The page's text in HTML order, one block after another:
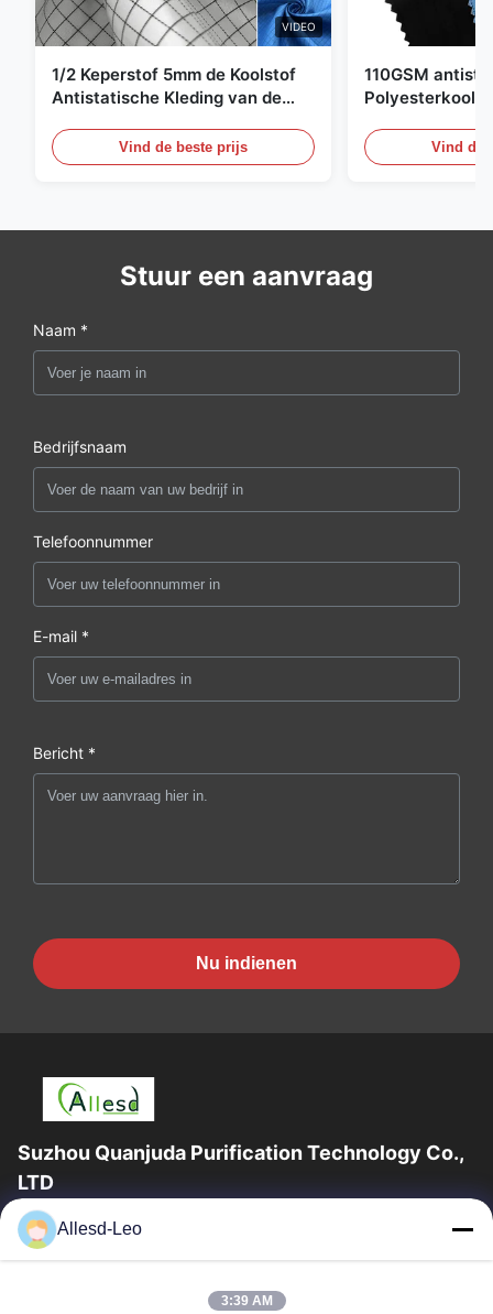
VIDEO
1/2 Keperstof 5mm de Koolstof
Antistatische Kleding van de
Vind de beste prijs
110GSM
Vind de
Stuur een aanvraag
Naam *
Bedrijfsnaam
Telefoonnummer
E-mail *
Bericht *
Nu indienen
Suzhou Quanjuda Purification Technology Co.,
LTD
16years ervaring, als belangrijke fabrikant en exporteur van
ESD & Cleanroom producten, bieden wij een volledige lijn van
Allesd-Leo
3:39 AM